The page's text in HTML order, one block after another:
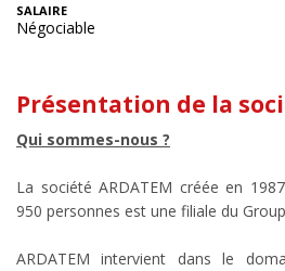
SALAIRE
Négociable
Présentation de la
Qui sommes-nous ?
La société ARDATEM créée en
950 personnes est une filiale du
ARDATEM intervient dans le